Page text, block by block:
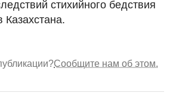
стихийного бедствия
Казахстана.
Сообщите нам об этом.